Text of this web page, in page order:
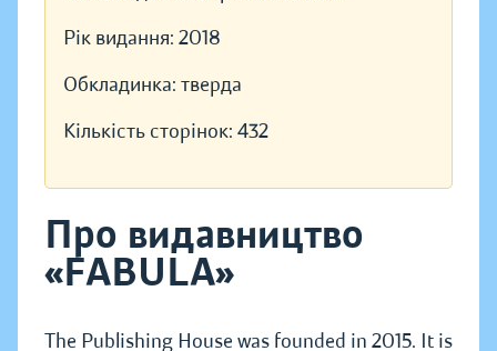
Рік видання: 2018
Обкладинка: тверда
Кількість сторінок: 432
Про видавництво
«FABULA»
The Publishing House was founded in 2015. It is